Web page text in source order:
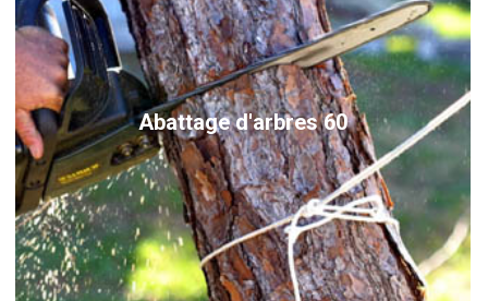
Abattage d'arbres 60